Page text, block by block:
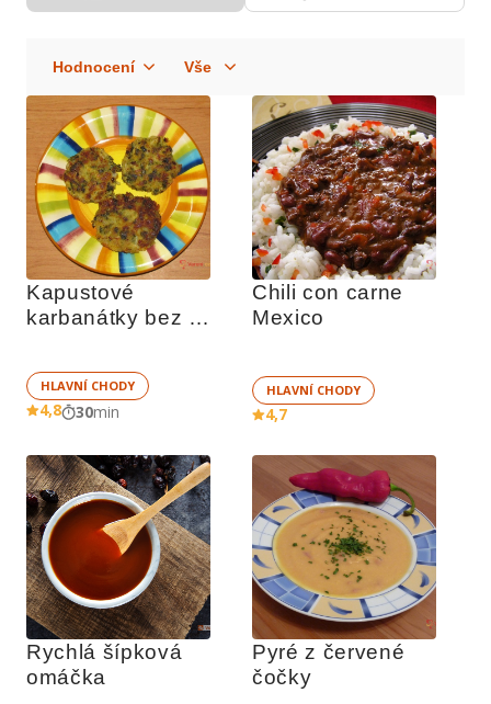
Kapustové
karbanátky bez
HLAVNÍ CHODY
4,8 30min
Chili con carne
Mexico
HLAVNÍ CHODY
4,7
Rychlá šípková
omáčka
Pyré z červené
čočky